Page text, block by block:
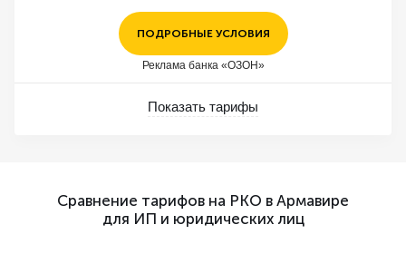
ПОДРОБНЫЕ УСЛОВИЯ
Реклама банка «ОЗОН»
Показать тарифы
Сравнение тарифов на РКО в Армавире
для ИП и юридических лиц